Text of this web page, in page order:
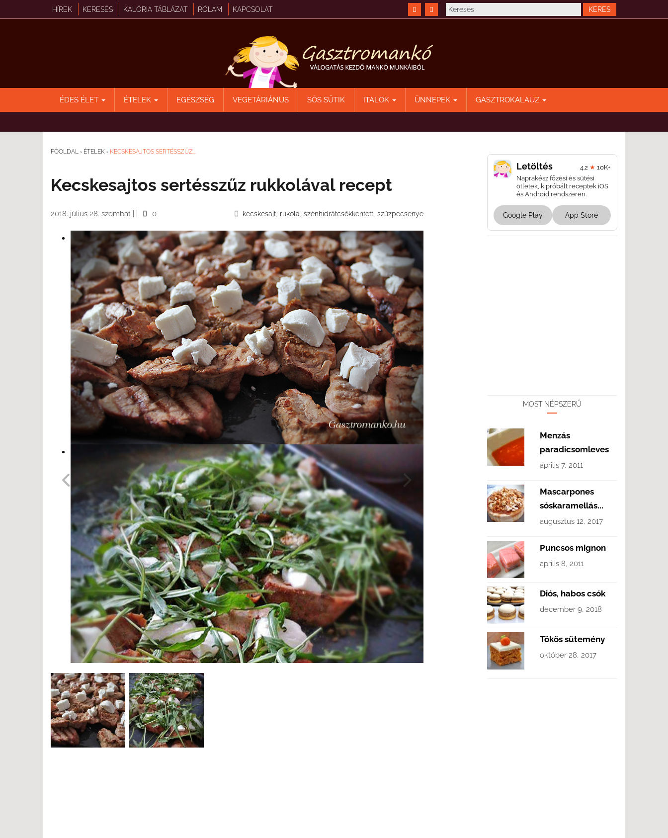
HÍREK KERESÉS KALÓRIA TÁBLÁZAT RÓLAM KAPCSOLAT
ÉDES ÉLET ÉTELEK EGÉSZSÉG VEGETÁRIÁNUS SÓS SÜTIK ITALOK ÜNNEPEK GASZTROKALAUZ
FŐOLDAL › ÉTELEK › KECSKESAJTOS SERTÉSSZŰZ...
Kecskesajtos sertésszűz rukkolával recept
2018. július 28. szombat 0 kecskesajt, rukola, szénhidrátcsökkentett, szűzpecsenye
Letöltés 4.2 ★ 10K+
Naprakész főzési és sütési
ötletek, kipróbált receptek iOS
és Android rendszeren.
Google Play App Store
MOST NÉPSZERŰ
Menzás
paradicsomleves
április 7, 2011
Mascarpones
sóskaramellás...
augusztus 12, 2017
Puncsos mignon
április 8, 2011
Diós, habos csók
december 9, 2018
Tökös sütemény
október 28, 2017